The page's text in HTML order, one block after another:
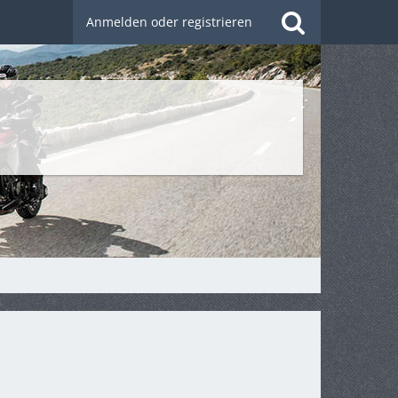
Anmelden oder registrieren